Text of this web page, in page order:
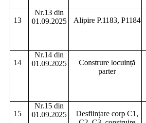
13
Nr.13 din
01.09.2025
Alipire P.1183, P1184
14
Nr.14 din
01.09.2025
Construre locuință
parter
15
Nr.15 din
01.09.2025
Desființare corp C1,